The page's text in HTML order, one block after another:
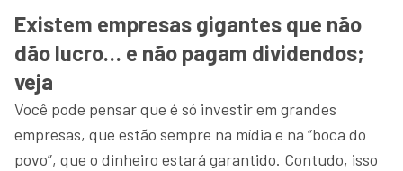
Existem empresas gigantes que não
dão lucro… e não pagam dividendos;
veja
Você pode pensar que é só investir em grandes
empresas, que estão sempre na mídia e na “boca do
povo”, que o dinheiro estará garantido. Contudo, isso